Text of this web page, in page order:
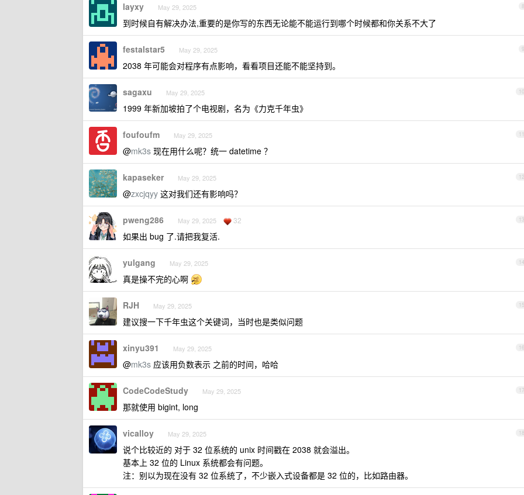
8
layxy May 29, 2025
到时候自有解决办法,重要的是你写的东西无论能不能运行到哪个时候都和你关系不大了
9
festalstar5 May 29, 2025
2038 年可能会对程序有点影响，看看项目还能不能坚持到。
10
sagaxu May 29, 2025
1999 年新加坡拍了个电视剧，名为《力克千年虫》
11
foufoufm May 29, 2025
@mk3s 现在用什么呢？统一 datetime ？
12
kapaseker May 29, 2025
@zxcjqyy 这对我们还有影响吗？
13
pweng286 May 29, 2025 32
如果出 bug 了.请把我复活.
14
yulgang May 29, 2025
真是操不完的心啊
15
RJH May 29, 2025
建议搜一下千年虫这个关键词，当时也是类似问题
16
xinyu391 May 29, 2025
@mk3s 应该用负数表示 之前的时间，哈哈
17
CodeCodeStudy May 29, 2025
那就使用 bigint, long
18
vicalloy May 29, 2025
说个比较近的 对于 32 位系统的 unix 时间戳在 2038 就会溢出。
基本上 32 位的 Linux 系统都会有问题。
注：别以为现在没有 32 位系统了，不少嵌入式设备都是 32 位的，比如路由器。